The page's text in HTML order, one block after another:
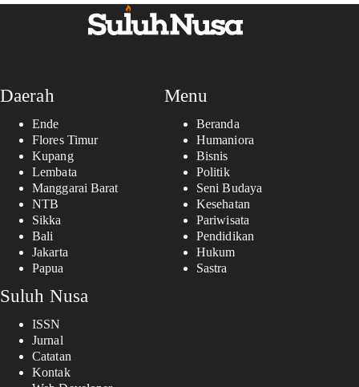
Daerah
Ende
Flores Timur
Kupang
Lembata
Manggarai Barat
NTB
Sikka
Bali
Jakarta
Papua
Menu
Beranda
Humaniora
Bisnis
Politik
Seni Budaya
Kesehatan
Pariwisata
Pendidikan
Hukum
Sastra
Suluh Nusa
ISSN
Jurnal
Catatan
Kontak